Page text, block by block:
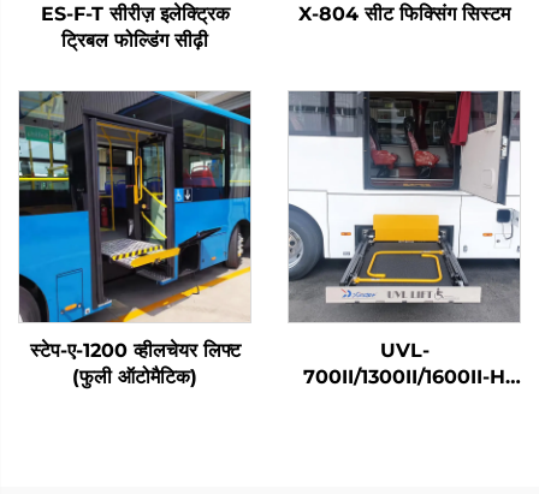
ES-F-T सीरीज़ इलेक्ट्रिक
ट्रिबल फोल्डिंग सीढ़ी
X-804 सीट फिक्सिंग सिस्टम
स्टेप-ए-1200 व्हीलचेयर लिफ्ट
(फुली ऑटोमैटिक)
UVL-
700II/1300II/1600II-H